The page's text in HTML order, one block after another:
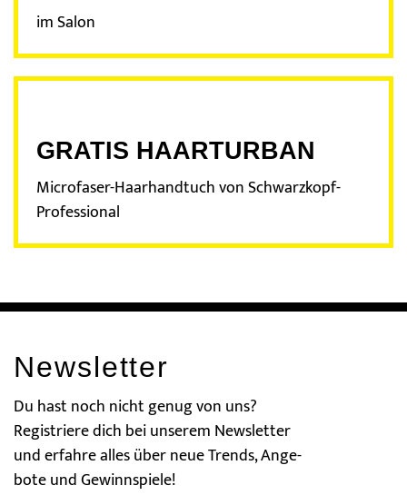
im Salon
GRATIS HAARTURBAN
Microfaser-Haarhandtuch von Schwarzkopf-
Professional
News­letter
Du hast noch nicht genug von uns?
Registriere dich bei unserem News­letter
und er­fahre alles über neue Trends, Ange­
bote und Gewinn­spiele!